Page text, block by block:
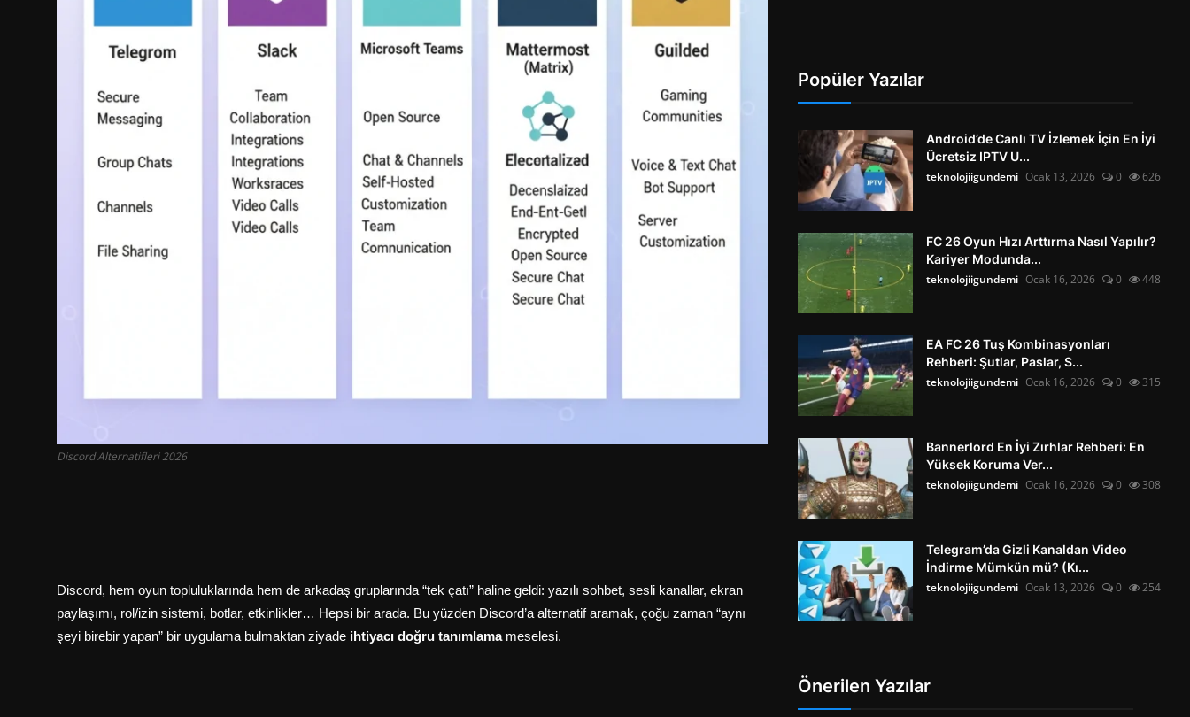
Discord Alternatifleri 2026
Discord, hem oyun topluluklarında hem de arkadaş gruplarında “tek çatı” haline geldi: yazılı sohbet, sesli kanallar, ekran
paylaşımı, rol/izin sistemi, botlar, etkinlikler… Hepsi bir arada. Bu yüzden Discord’a alternatif aramak, çoğu zaman “aynı
şeyi birebir yapan” bir uygulama bulmaktan ziyade ihtiyacı doğru tanımlama meselesi.
Popüler Yazılar
Android’de Canlı TV İzlemek İçin En İyi
Ücretsiz IPTV U...
teknolojiigundemi Ocak 13, 2026 0 626
FC 26 Oyun Hızı Arttırma Nasıl Yapılır?
Kariyer Modunda...
teknolojiigundemi Ocak 16, 2026 0 448
EA FC 26 Tuş Kombinasyonları
Rehberi: Şutlar, Paslar, S...
teknolojiigundemi Ocak 16, 2026 0 315
Bannerlord En İyi Zırhlar Rehberi: En
Yüksek Koruma Ver...
teknolojiigundemi Ocak 16, 2026 0 308
Telegram’da Gizli Kanaldan Video
İndirme Mümkün mü? (Kı...
teknolojiigundemi Ocak 13, 2026 0 254
Önerilen Yazılar